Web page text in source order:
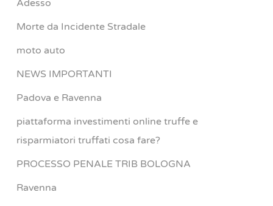
Adesso
Morte da Incidente Stradale
moto auto
NEWS IMPORTANTI
Padova e Ravenna
piattaforma investimenti online truffe e
risparmiatori truffati cosa fare?
PROCESSO PENALE TRIB BOLOGNA
Ravenna